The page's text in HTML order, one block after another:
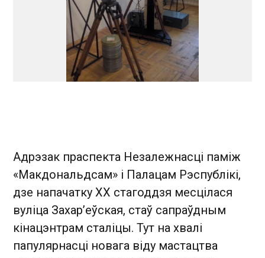
Адрэзак праспекта Незалежнасці паміж
«Макдональдсам» і Палацам Рэспублікі,
дзе напачатку ХХ стагоддзя месцілася
вуліца Захар’еўская, стаў сапраўдным
кінацэнтрам сталіцы. Тут на хвалі
папулярнасці новага віду мастацтва